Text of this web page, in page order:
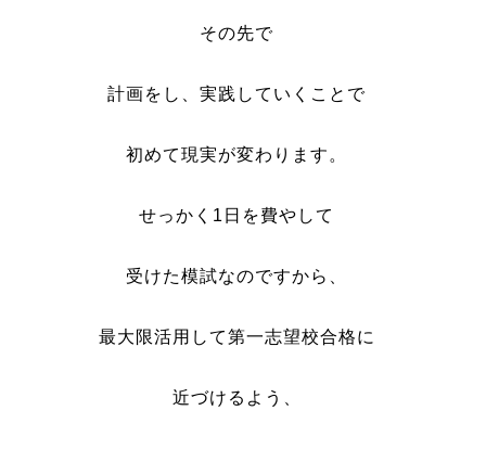
その先で
計画をし、実践していくことで
初めて現実が変わります。
せっかく1日を費やして
受けた模試なのですから、
最大限活用して第一志望校合格に
近づけるよう、